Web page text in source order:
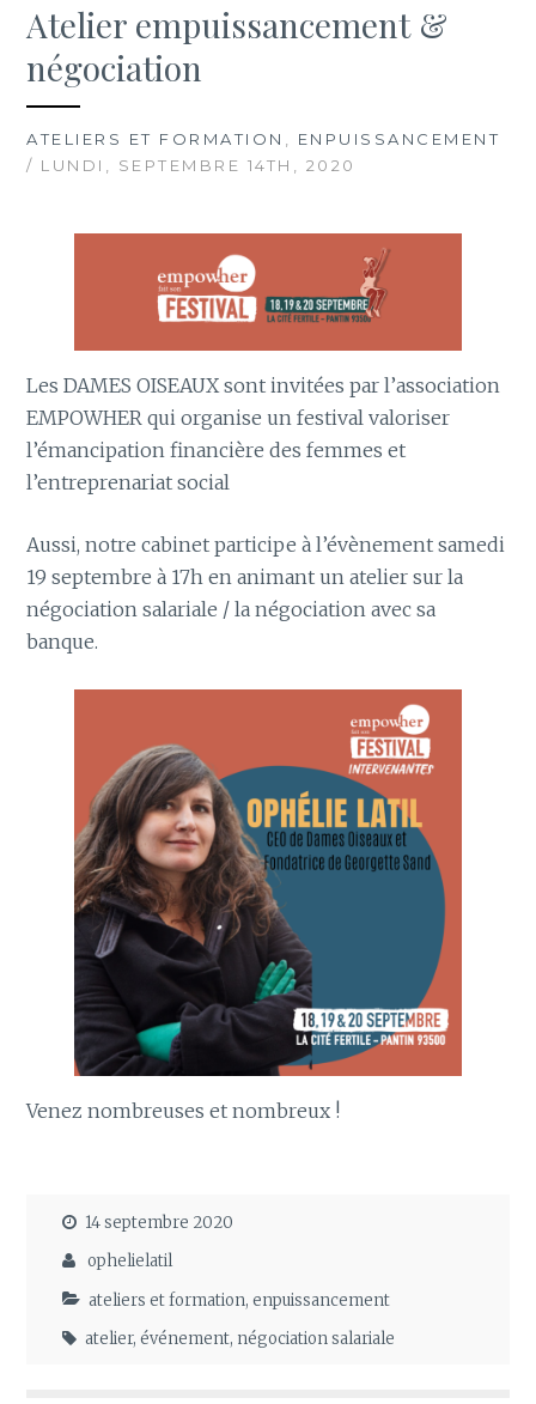
Atelier empuissancement &
négociation
ATELIERS ET FORMATION
ENPUISSANCEMENT
/ LUNDI, SEPTEMBRE 14TH, 2020
Les DAMES OISEAUX sont invitées par l’association
EMPOWHER qui organise un festival valoriser
l’émancipation financière des femmes et
l’entreprenariat social
Aussi, notre cabinet participe à l’évènement samedi
19 septembre à 17h en animant un atelier sur la
négociation salariale / la négociation avec sa
banque.
Venez nombreuses et nombreux !
14 septembre 2020
ophelielatil
ateliers et formation,enpuissancement
atelier,événement, négociation salariale